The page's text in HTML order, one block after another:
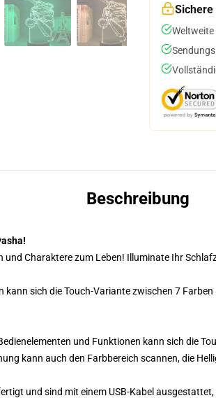
Weltweite
Beschreibung
Charaktere zum Leben! Illuminate Ihr
kann sich die Touch-Variante zwischen 7
und Funktionen kann sich die
kann auch den Farbbereich scannen, die
und sind mit einem USB-Kabel